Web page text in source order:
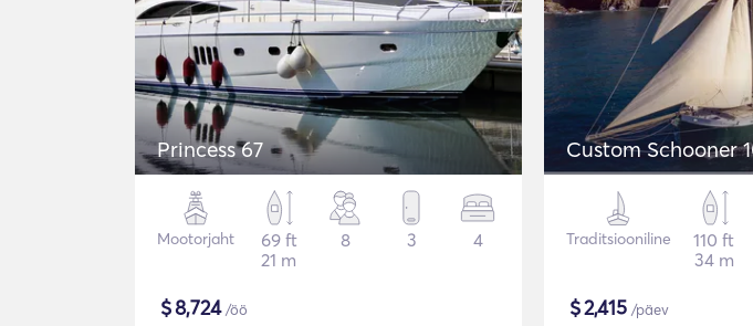
Princess 67
Mootorjaht
69 ft
21 m
8 3 4
$8,724/öö
Custom Schooner
Traditsiooniline
110 ft
34 m
$2,415 /päev